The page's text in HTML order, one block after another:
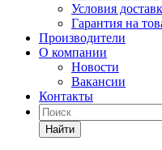
Условия
Гарантия на
Производители
О компании
Новости
Вакансии
Контакты
Найти